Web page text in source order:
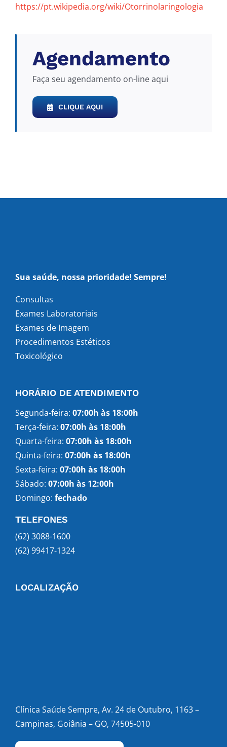
https://pt.wikipedia.org/wiki/Otorrinolaringologia
Agendamento
Faça seu agendamento on-line aqui
CLIQUE AQUI
Sua saúde, nossa prioridade! Sempre!
Consultas
Exames Laboratoriais
Exames de Imagem
Procedimentos Estéticos
Toxicológico
HORÁRIO DE ATENDIMENTO
Segunda-feira: 07:00h às 18:00h
Terça-feira: 07:00h às 18:00h
Quarta-feira: 07:00h às 18:00h
Quinta-feira: 07:00h às 18:00h
Sexta-feira: 07:00h às 18:00h
Sábado: 07:00h às 12:00h
Domingo: fechado
TELEFONES
(62) 3088-1600
(62) 99417-1324
LOCALIZAÇÃO
Clínica Saúde Sempre, Av. 24 de Outubro, 1163 –
Campinas, Goiânia – GO, 74505-010